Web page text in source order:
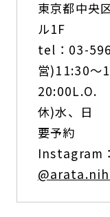
東京都中央
ル1F
tel：03-
営)11:30〜
20:00L.O.
休)水、日
要予約
Instagram：